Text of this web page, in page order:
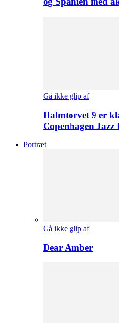
Gå ikke glip af
Halmtorvet 9 er
Copenhagen Jazz
Portræt
Gå ikke glip af
Dear Amber